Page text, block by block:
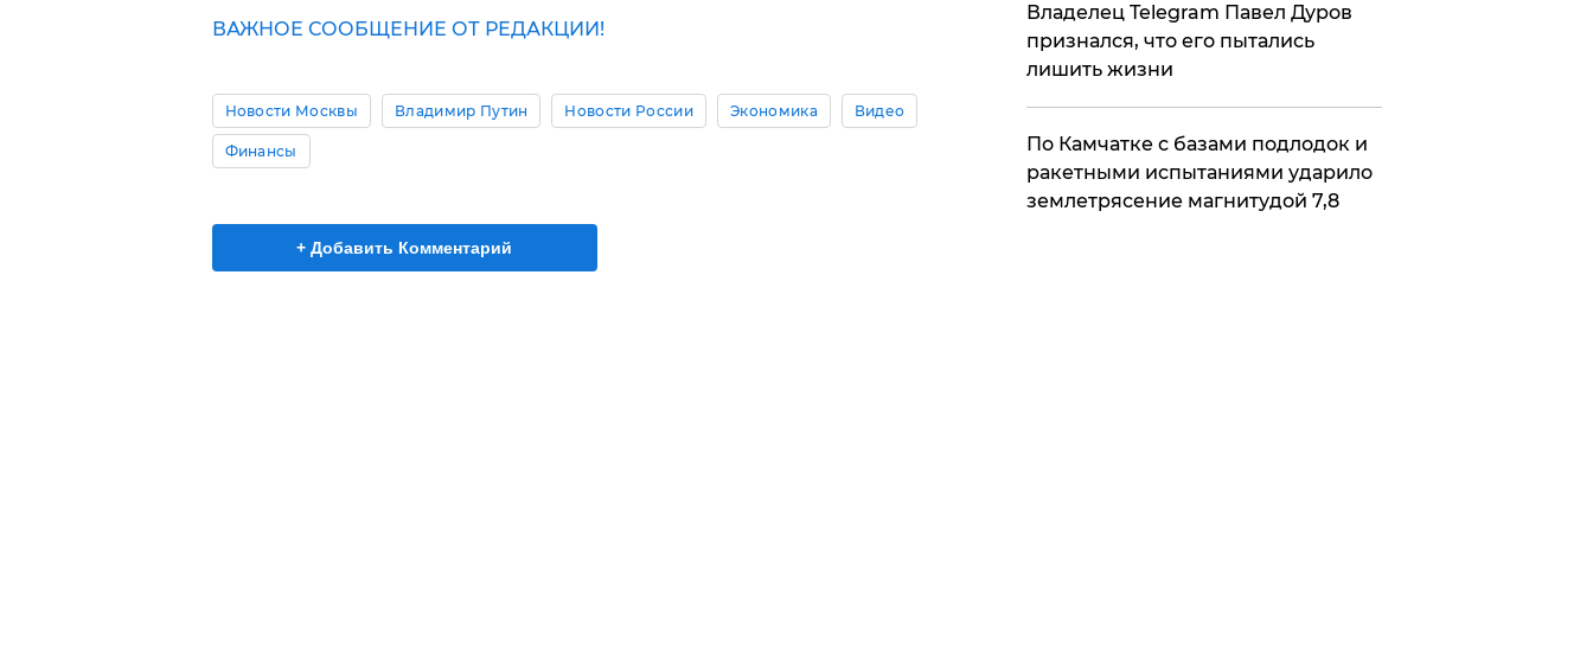
ВАЖНОЕ СООБЩЕНИЕ ОТ РЕДАКЦИИ!
Новости Москвы Владимир Путин Новости России Экономика Видео
Финансы
+ Добавить Комментарий
Владелец Telegram Павел Дуров
признался, что его пытались
лишить жизни
По Камчатке с базами подлодок и
ракетными испытаниями ударило
землетрясение магнитудой 7,8